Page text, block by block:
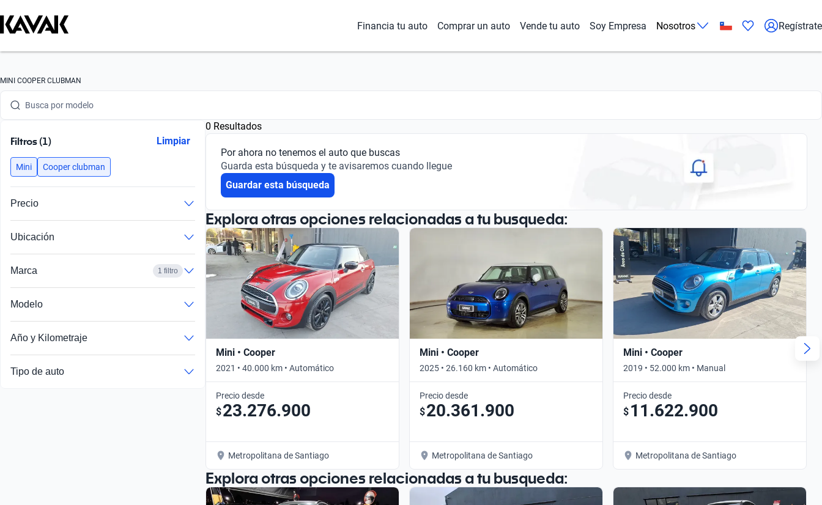
Financia tu auto Comprar un auto Vende tu auto Soy Empresa Nosotros Regístrate
MINI COOPER CLUBMAN
Busca por marca
Busca por modelo
Busca por año
Busca por marca
Busca por versión
Busca por año
Filtros (1) Limpiar
Mini Cooper clubman
Precio
Ubicación
Marca 1 filtro
Modelo
Año y Kilometraje
Tipo de auto
0 Resultados
Por ahora no tenemos el auto que buscas
Guarda esta búsqueda y te avisaremos cuando llegue
Guardar esta búsqueda
Explora otras opciones relacionadas a tu busqueda:
Mini • Cooper
2021 • 40.000 km • Automático
Precio desde
$23.276.900
Metropolitana de Santiago
Mini • Cooper
2025 • 26.160 km • Automático
Precio desde
$20.361.900
Metropolitana de Santiago
Mini • Cooper
2019 • 52.000 km • Manual
Precio desde
$ 11.622.900
Metropolitana de Santiago
Explora otras opciones relacionadas a tu busqueda: